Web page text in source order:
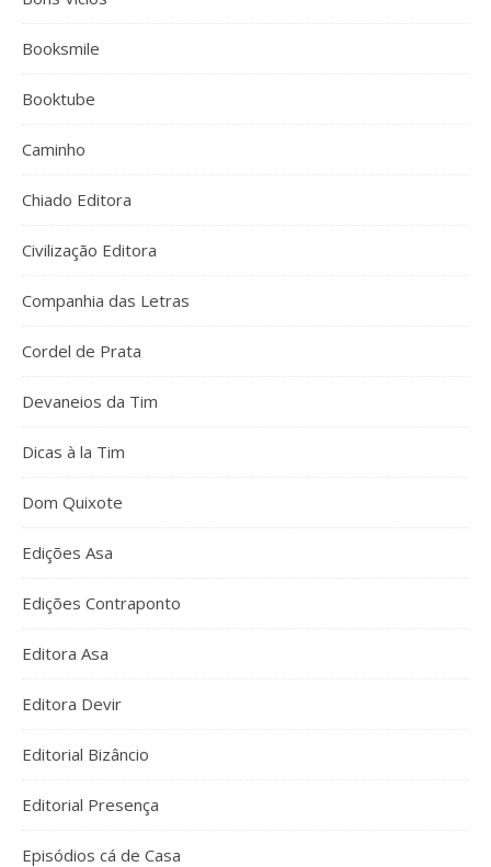
Booksmile
Booktube
Caminho
Chiado Editora
Civilização Editora
Companhia das Letras
Cordel de Prata
Devaneios da Tim
Dicas à la Tim
Dom Quixote
Edições Asa
Edições Contraponto
Editora Asa
Editora Devir
Editorial Bizâncio
Editorial Presença
Episódios cá de Casa